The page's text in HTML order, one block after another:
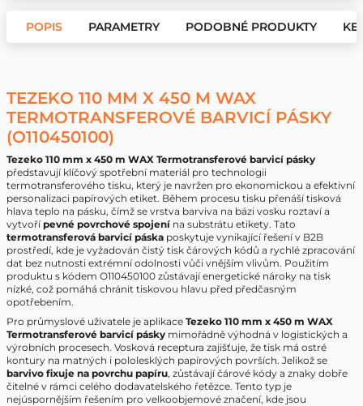
POPIS PARAMETRY PODOBNÉ PRODUKTY KE
TEZEKO 110 MM X 450 M WAX
TERMOTRANSFEROVÉ BARVICÍ PÁSKY
(O110450100)
Tezeko 110 mm x 450 m WAX Termotransferové barvicí pásky
představují klíčový spotřební materiál pro technologii
termotransferového tisku, který je navržen pro ekonomickou a efektivní
personalizaci papírových etiket. Během procesu tisku přenáší tisková
hlava teplo na pásku, čímž se vrstva barviva na bázi vosku roztaví a
vytvořípevné povrchové spojení na substrátu etikety. Tato
termotransferová barvicí páska poskytuje vynikající řešení v B2B
prostředí, kde je vyžadován čistý tisk čárových kódů a rychlé zpracování
dat bez nutnosti extrémní odolnosti vůči vnějším vlivům. Použitím
produktu s kódem O110450100 zůstávají energetické nároky na tisk
nízké, což pomáhá chránit tiskovou hlavu před předčasným
opotřebením.
Pro průmyslové uživatele je aplikace Tezeko 110 mm x 450 m WAX
Termotransferové barvicí pásky mimořádně výhodná v logistických a
výrobních procesech. Vosková receptura zajišťuje, že tisk má ostré
kontury na matných i pololesklých papírových površích. Jelikož se
barvivo fixuje na povrchu papíru, zůstávají čárové kódy a znaky dobře
čitelné v rámci celého dodavatelského řetězce. Tento typ je
nejúspornějším řešením pro velkoobjemové značení, kde jsou